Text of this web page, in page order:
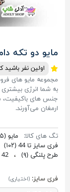
مایو دو تکه
اولین نفر باشید
مجموعه مایو های
به شما انرژی بیشتری
جنس های باکیفیت،
ارمغان می‌آورند.
تگ های کالا: مایو
فری سایز تا 44
(۱۰۲)
طرح پلنگی(۹) ، 42
فری سایز: (اختیاری)